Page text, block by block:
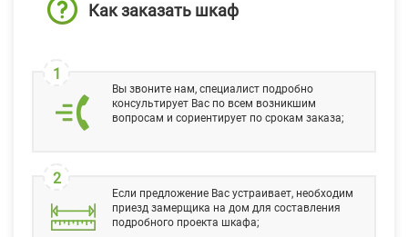
Как заказать шкаф
1
Вы звоните нам, специалист подробно
консультирует Вас по всем возникшим
вопросам и сориентирует по срокам заказа;
2
Если предложение Вас устраивает, необходим
приезд замерщика на дом для составления
подробного проекта шкафа;